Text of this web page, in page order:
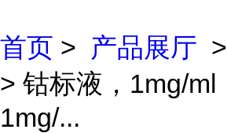
首页 > 产品展厅 >
> 钴标液，1mg/ml
1mg/...